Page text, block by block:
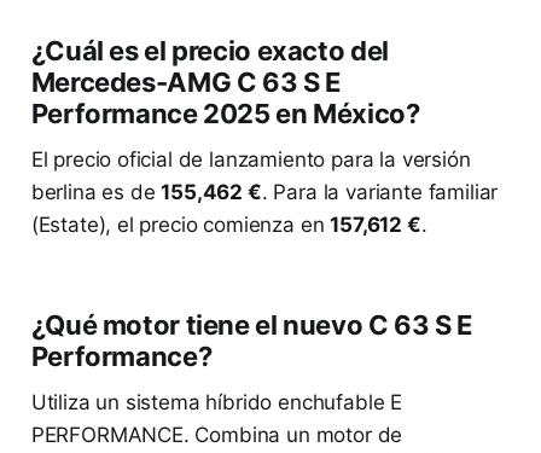
¿Cuál es el precio exacto del
Mercedes-AMG C 63 S E
Performance 2025 en México?
El precio oficial de lanzamiento para la versión
berlina es de155,462 €. Para la variante familiar
(Estate), el precio comienza en157,612 €.
¿Qué motor tiene el nuevo C 63 S E
Performance?
Utiliza un sistema híbrido enchufable E
PERFORMANCE. Combina un motor de